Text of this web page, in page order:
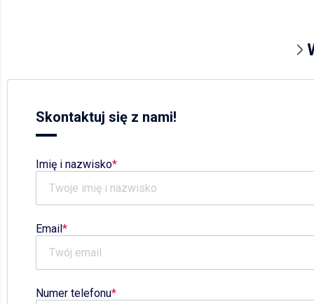
Skontaktuj się z nami!
Imię i nazwisko
Email
Numer telefonu